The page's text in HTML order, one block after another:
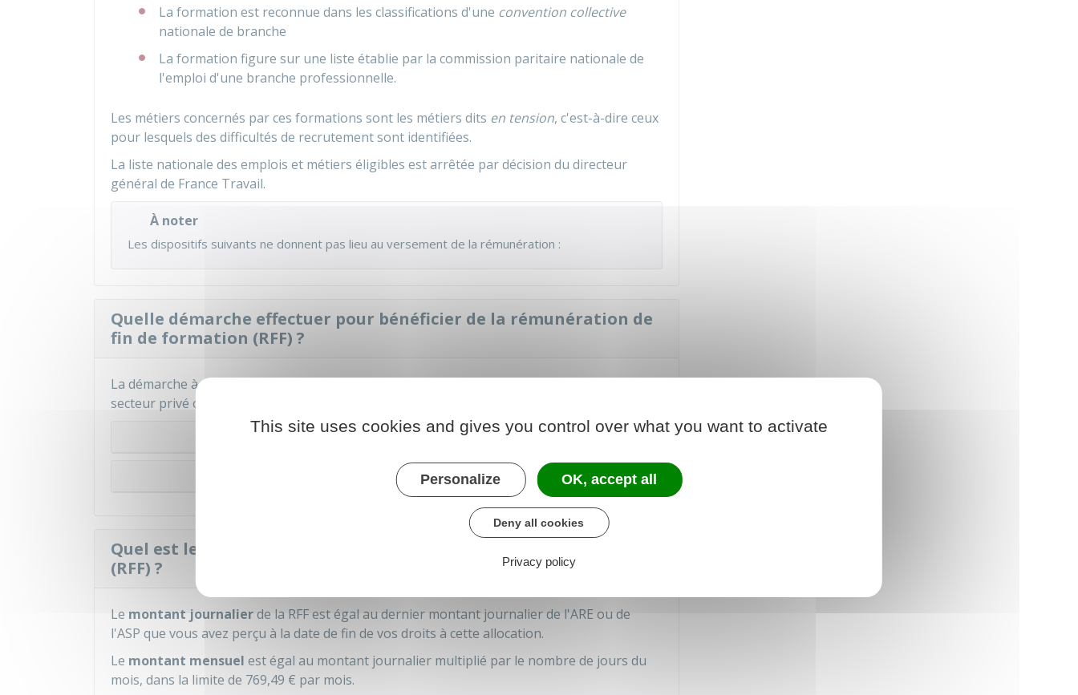
La formation est reconnue dans les classifications d'une convention collective
nationale de branche
La formation figure sur une liste établie par la commission paritaire nationale de
l'emploi d'une branche professionnelle.
Les métiers concernés par ces formations sont les métiers dits en tension, c'est-à-dire ceux
pour lesquels des difficultés de recrutement sont identifiées.
La liste nationale des emplois et métiers éligibles est arrêtée par décision du directeur
général de France Travail.
À noter
Les dispositifs suivants ne donnent pas lieu au versement de la rémunération :
Quelle démarche effectuer pour bénéficier de la rémunération de
fin de formation (RFF) ?
La démarche à effectuer diffère selon que vous êtes demandeur d'emploi ancien salarié du
secteur privé ou demandeur d'emploi indemnisé par votre ancien employeur public.
Ancien salarié du secteur privé
Demandeur d'emploi indemnisé par un employeur public
Quel est le montant de la rémunération de fin de formation
(RFF) ?
Le montant journalierde la RFF est égal au dernier montant journalier de l'ARE ou de
l'ASP que vous avez perçu à la date de fin de vos droits à cette allocation.
Le montant mensuel est égal au montant journalier multiplié par le nombre de jours du
mois, dans la limite de 769,49 € par mois.
This site uses cookies and gives you control over what you want to activate
Personalize OK, accept all
Deny all cookies
Privacy policy